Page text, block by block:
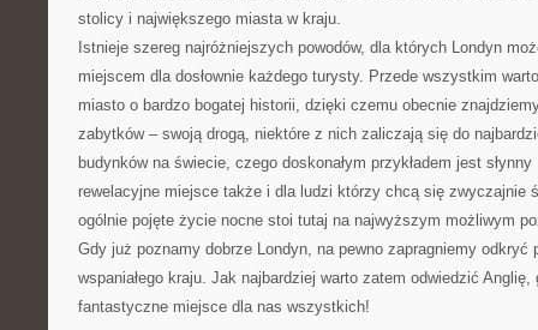
stolicy i największego miasta w kraju.
Istnieje szereg najróżniejszych powodów, dla których Londyn
miejscem dla dosłownie każdego turysty. Przede wszystkim
miasto o bardzo bogatej historii, dzięki czemu obecnie
zabytków – swoją drogą, niektóre z nich zaliczają się do
budynków na świecie, czego doskonałym przykładem jest
rewelacyjne miejsce także i dla ludzi którzy chcą się zwyczajnie
ogólnie pojęte życie nocne stoi tutaj na najwyższym możliwym
Gdy już poznamy dobrze Londyn, na pewno zapragniemy odkryć
wspaniałego kraju. Jak najbardziej warto zatem odwiedzić
fantastyczne miejsce dla nas wszystkich!